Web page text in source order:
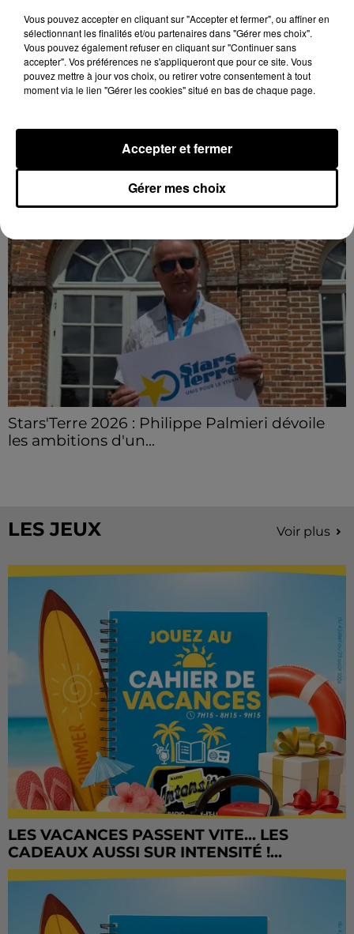
Une casse automobile partiellement
embrasée à Auneau
sinistre, qui a également fait un blessé.
LE GRAND FORMAT
Stars'Terre 2026 : Philippe Palmieri dévoile
les ambitions d'un...
LES JEUX Voir plus
LES VACANCES PASSENT VITE... LES
CADEAUX AUSSI SUR INTENSITÉ !...
Vous pouvez accepter en cliquant sur "Accepter et fermer", ou affiner en
sélectionnant les finalités et/ou partenaires dans "Gérer mes choix".
Vous pouvez également refuser en cliquant sur "Continuer sans
accepter". Vos préférences ne s'appliqueront que pour ce site. Vous
pouvez mettre à jour vos choix, ou retirer votre consentement à tout
moment via le lien "Gérer les cookies" situé en bas de chaque page.
Gérer mes choix
Accepter et fermer